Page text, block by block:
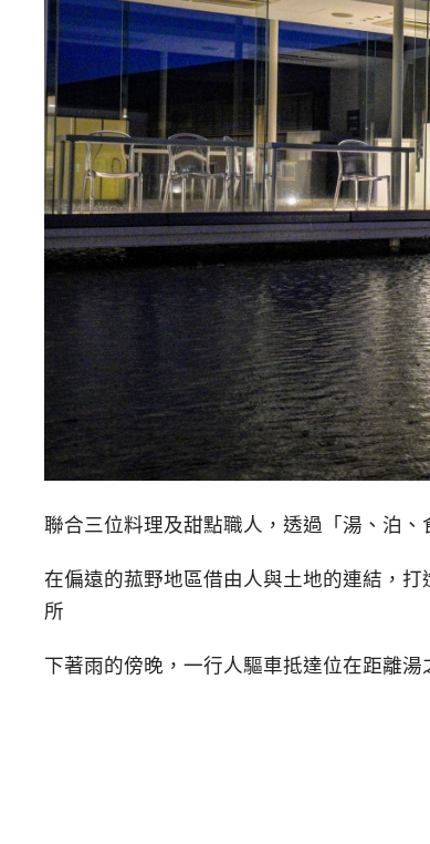
聯合三位料理及甜點職人，透過「湯、泊
在偏遠的菰野地區借由人與土地的連結，
所
下著雨的傍晚，一行人驅車抵達位在距離